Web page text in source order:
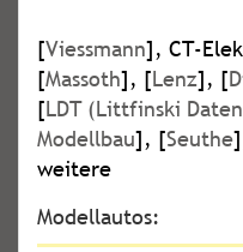
[Viessmann], CT-
[Massoth], [Lenz], [
[LDT (Littfinski
Modellbau], [Seuthe
weitere
Modellautos: